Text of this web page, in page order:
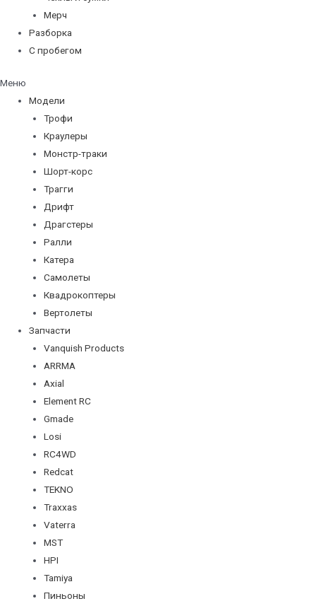
Мерч
Разборка
С пробегом
Меню
Модели
Трофи
Краулеры
Монстр-траки
Шорт-корс
Трагги
Дрифт
Драгстеры
Ралли
Катера
Самолеты
Квадрокоптеры
Вертолеты
Запчасти
Vanquish Products
ARRMA
Axial
Element RC
Gmade
Losi
RC4WD
Redcat
TEKNO
Traxxas
Vaterra
MST
HPI
Tamiya
Пиньоны